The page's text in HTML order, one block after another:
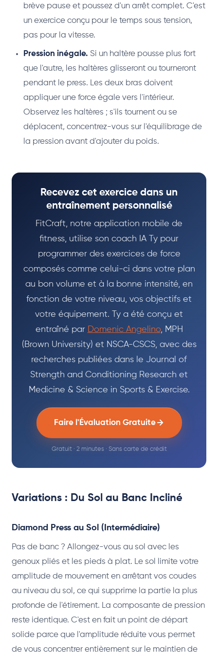
brève pause et poussez d'un arrêt complet. C'est
un exercice conçu pour le temps sous tension,
pas pour la vitesse.
Pression inégale. Si un haltère pousse plus fort
que l'autre, les haltères glisseront ou tourneront
pendant le press. Les deux bras doivent
appliquer une force égale vers l'intérieur.
Observez les haltères ; s'ils tournent ou se
déplacent, concentrez-vous sur l'équilibrage de
la pression avant d'ajouter du poids.
Recevez cet exercice dans un
entraînement personnalisé
FitCraft, notre application mobile de
fitness, utilise son coach IA Ty pour
programmer des exercices de force
composés comme celui-ci dans votre plan
au bon volume et à la bonne intensité, en
fonction de votre niveau, vos objectifs et
votre équipement. Ty a été conçu et
entraîné par Domenic Angelino, MPH
(Brown University) et NSCA-CSCS, avec des
recherches publiées dans le Journal of
Strength and Conditioning Research et
Medicine & Science in Sports & Exercise.
Faire l'Évaluation Gratuite
Gratuit · 2 minutes · Sans carte de crédit
Variations : Du Sol au Banc Incliné
Diamond Press au Sol (Intermédiaire)
Pas de banc ? Allongez-vous au sol avec les
genoux pliés et les pieds à plat. Le sol limite votre
amplitude de mouvement en arrêtant vos coudes
au niveau du sol, ce qui supprime la partie la plus
profonde de l'étirement. La composante de pression
reste identique. C'est en fait un point de départ
solide parce que l'amplitude réduite vous permet
de vous concentrer entièrement sur le maintien de